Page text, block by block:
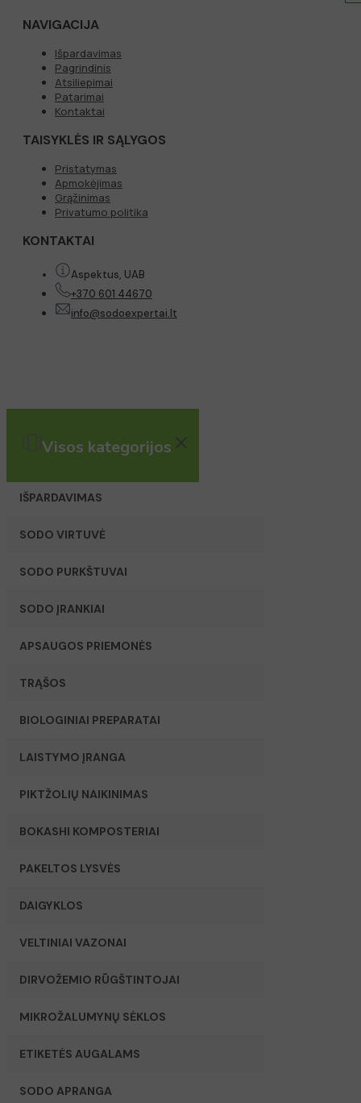
NAVIGACIJA
Išpardavimas
Pagrindinis
Atsiliepimai
Patarimai
Kontaktai
TAISYKLĖS IR SĄLYGOS
Pristatymas
Apmokėjimas
Grąžinimas
Privatumo politika
KONTAKTAI
Aspektus, UAB
+370 601 44670
info@sodoexpertai.lt
Visos kategorijos
IŠPARDAVIMAS
SODO VIRTUVĖ
SODO PURKŠTUVAI
SODO ĮRANKIAI
APSAUGOS PRIEMONĖS
TRĄŠOS
BIOLOGINIAI PREPARATAI
LAISTYMO ĮRANGA
PIKTŽOLIŲ NAIKINIMAS
BOKASHI KOMPOSTERIAI
PAKELTOS LYSVĖS
DAIGYKLOS
VELTINIAI VAZONAI
DIRVOŽEMIO RŪGŠTINTOJAI
MIKROŽALUMYNŲ SĖKLOS
ETIKETĖS AUGALAMS
SODO APRANGA